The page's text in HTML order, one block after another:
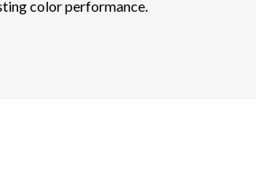
color performance.